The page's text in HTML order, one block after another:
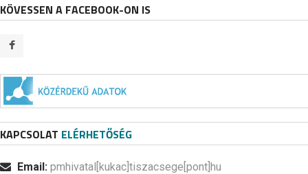
KÖVESSEN A FACEBOOK-ON IS
KAPCSOLAT ELÉRHETŐSÉG
Email: pmhivatal[kukac]tiszacsege[pont]hu